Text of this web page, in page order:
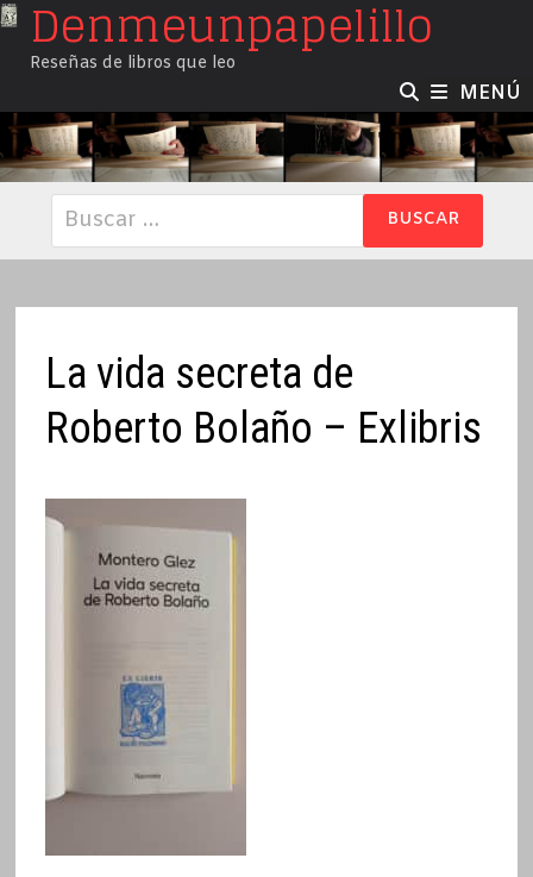
SaltarDenmeunpapelillo
Reseñas de libros que leo
MENÚ
Buscar:
La vida secreta de
Roberto Bolaño – Exlibris